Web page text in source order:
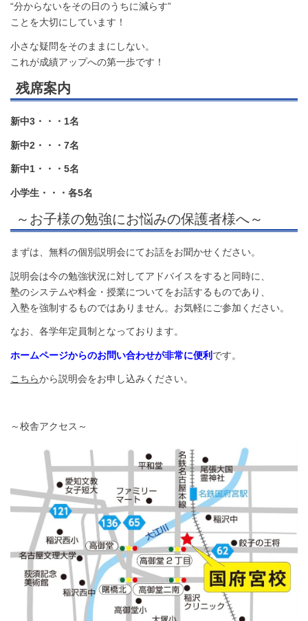
“分からないをその日のうちに減らす”
ことを大切にしています！
小さな疑問をそのままにしない。
これが成績アップへの第一歩です！
残席案内
新中3・・・1名
新中2・・・7名
新中1・・・5名
小学生・・・各5名
～お子様の勉強にお悩みの保護者様へ～
まずは、無料の個別説明会にてお話をお聞かせください。
説明会は今の勉強状況に対してアドバイスをすると同時に、
塾のシステムや料金・授業についてをお話するものであり、
入塾を強制するものではありません。お気軽にご参加ください。
なお、各学年定員制となっております。
ホームページからのお問い合わせが非常に便利です。
こちらから説明会をお申し込みください。
～校舎アクセス～